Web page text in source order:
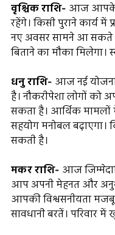
वृश्चिक राशि- आज आपके
रहेंगे। किसी पुराने कार्य में
नए अवसर सामने आ सकते
बिताने का मौका मिलेगा।
धनु राशि- आज नई
है। नौकरीपेशा लोगों को
सकता है। आर्थिक मामलों
सहयोग मनोबल बढ़ाएगा।
सकती है।
मकर राशि- आज
आप अपनी मेहनत और
आपकी विश्वसनीयता
सावधानी बरतें। परिवार में